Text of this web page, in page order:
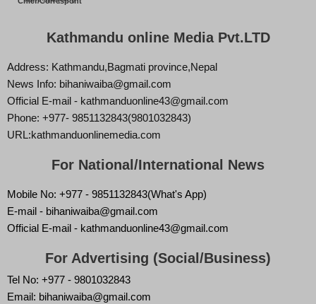
Kathmandu online Media Pvt.LTD
Address: Kathmandu,Bagmati province,Nepal
News Info: bihaniwaiba@gmail.com
Official E-mail - kathmanduonline43@gmail.com
Phone: +977- 9851132843(9801032843)
URL:kathmanduonlinemedia.com
For National/International News
Mobile No: +977 - 9851132843(What's App)
E-mail - bihaniwaiba@gmail.com
Official E-mail - kathmanduonline43@gmail.com
For Advertising (Social/Business)
Tel No: +977 - 9801032843
Email: bihaniwaiba@gmail.com